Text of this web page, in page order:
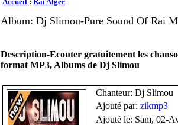
Album: Dj Slimou-Pure Sound Of Rai
Description-Ecouter gratuitement les
format MP3, Albums de Dj Slimou
Chanteur: Dj Slimou
Ajouté par: zikmp3
Ajouté le: Sam, 02-